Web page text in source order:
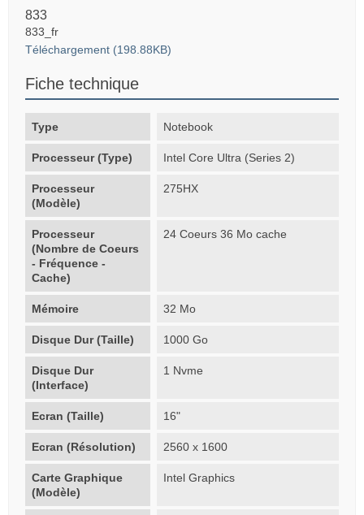
833
833_fr
Téléchargement (198.88KB)
Fiche technique
Type Notebook
Processeur (Type) Intel Core Ultra (Series 2)
Processeur
(Modèle)
275HX
Processeur
(Nombre de Coeurs
- Fréquence -
Cache)
24 Coeurs 36 Mo cache
Mémoire 32 Mo
Disque Dur (Taille) 1000 Go
Disque Dur
(Interface)
1 Nvme
Ecran (Taille) 16"
Ecran (Résolution) 2560 x 1600
Carte Graphique
(Modèle)
Intel Graphics